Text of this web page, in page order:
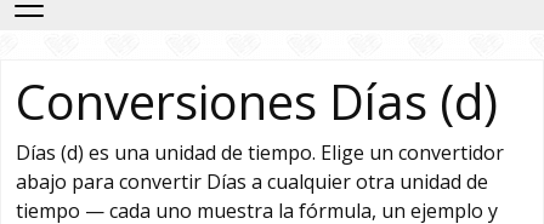
Conversiones Días (d)
Días (d) es una unidad de tiempo. Elige un convertidor
abajo para convertir Días a cualquier otra unidad de
tiempo — cada uno muestra la fórmula, un ejemplo y